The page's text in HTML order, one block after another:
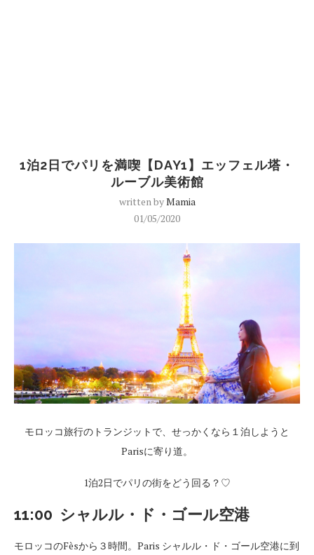
1泊2日でパリを満喫【DAY1】エッフェル塔・
ルーブル美術館
written byMamia
01/05/2020
モロッコ旅行のトランジットで、せっかくなら１泊しようと
Parisに寄り道。
1泊2日でパリの街をどう回る？♡
11:00 シャルル・ド・ゴール空港
モロッコのFèsから３時間。Paris シャルル・ド・ゴール空港に到